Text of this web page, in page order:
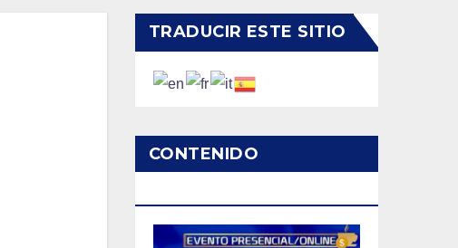
TRADUCIR ESTE SITIO
CONTENIDO